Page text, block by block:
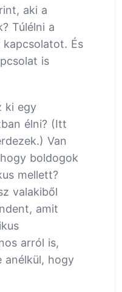
aki a
Túlélni a
És
is
ki egy
élni? (Itt
Van
boldogok
mellett?
valakiből
amit
arról is,
anélkül, hogy